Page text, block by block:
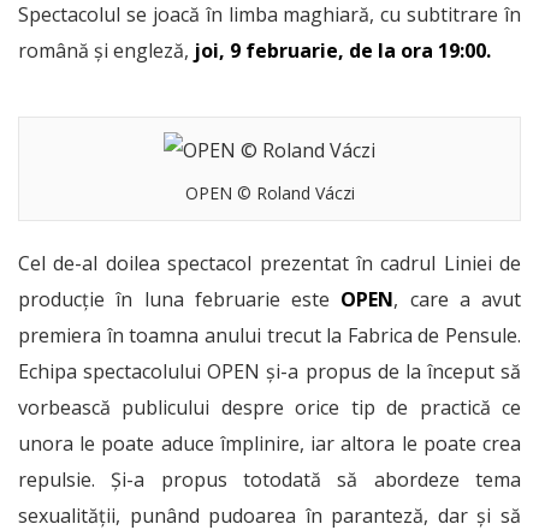
Spectacolul se joacă în limba maghiară, cu subtitrare în
română și engleză, joi, 9 februarie, de la ora 19:00.
OPEN © Roland Váczi
Cel de-al doilea spectacol prezentat în cadrul Liniei de
producție în luna februarie este OPEN, care a avut
premiera în toamna anului trecut la Fabrica de Pensule.
Echipa spectacolului OPEN și-a propus de la început să
vorbească publicului despre orice tip de practică ce
unora le poate aduce împlinire, iar altora le poate crea
repulsie. Și-a propus totodată să abordeze tema
sexualității, punând pudoarea în paranteză, dar și să